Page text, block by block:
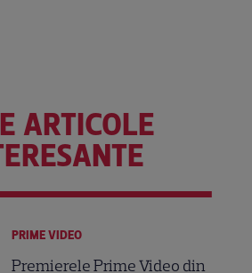
ARTICOLE
PRIME VIDEO
Premierele Prime Video din